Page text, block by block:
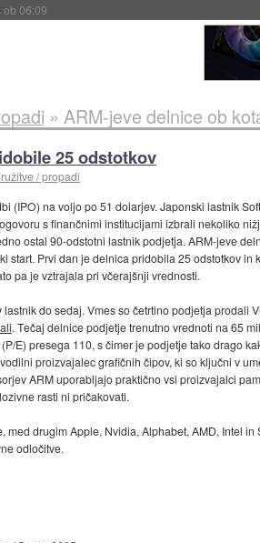
ob 06:09
» ARM-jeve delnice ob
25 odstotkov
/ propadi
(IPO) na voljo po 51 dolarjev. Japonski lastnik
s finančnimi institucijami izbrali nekoliko
ostal 90-odstotni lastnik podjetja. ARM-jeve
start. Prvi dan je delnica pridobila 25 odstotkov in
pa je vztrajala pri včerajšnji vrednosti.
do sedaj. Vmes so četrtino podjetja prodali
. Tečaj delnice podjetje trenutno vrednoti na 65
E) presega 110, s čimer je podjetje tako drago
proizvajalec grafičnih čipov, ki so ključni v
ARM uporabljajo praktično vsi proizvajalci
rasti ni pričakovati.
drugim Apple, Nvidia, Alphabet, AMD, Intel
odločitve.